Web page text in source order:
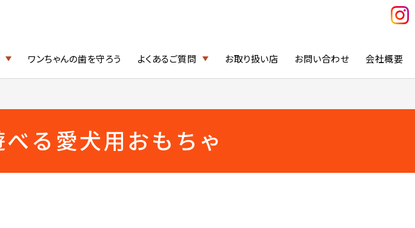
ワンちゃんの歯を守ろう よくあるご質問 お取り扱い店 お問い合わせ 会社概要
る愛犬用おもちゃ